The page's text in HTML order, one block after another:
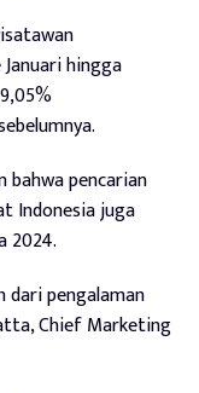
hingga
bahwa pencarian
Indonesia juga
2024.
dari pengalaman
Chief Marketing